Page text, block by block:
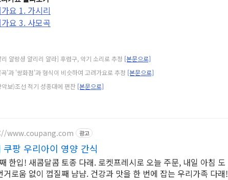
요 1. 가시리
요 3. 사모곡
얄랑셩 얄리리 얄라] 후렴구, 악기 소리로 추정 [본문으로]
'과 '쌍화점'과 형식이 비슷하여 고려가요로 추정 [본문으로]
보)조선 적기 성종대에 편찬 [본문으로]
www.coupang.com 광고
쿠팡 우리아이 영양 간식
한입! 새콤달콤 토종 다래. 로켓프레시로 오늘 주문, 내일 아침 도
거로움 없이 껍질째 냠냠. 건강과 맛을 한 번에 잡는 우리가족 다래!